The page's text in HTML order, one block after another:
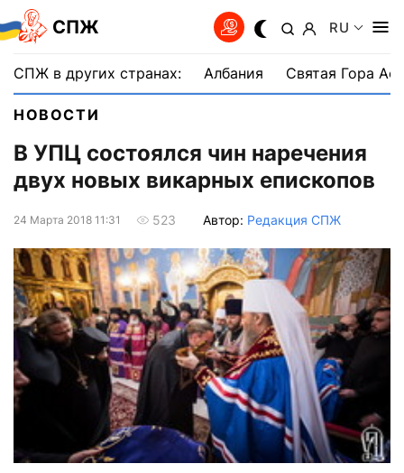
СПЖ RU
СПЖ в других странах: Албания Святая Гора
НОВОСТИ
В УПЦ состоялся чин наречения
двух новых викарных епископов
24 Марта 2018 11:31 523 Автор: Редакция СПЖ